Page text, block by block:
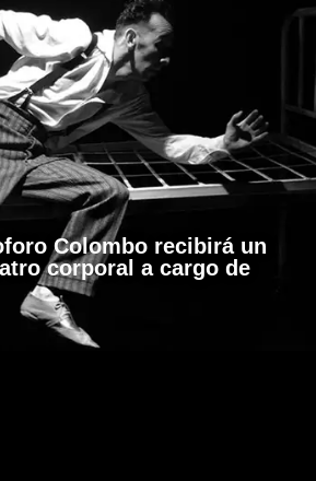
Colombo recibirá un
corporal a cargo de